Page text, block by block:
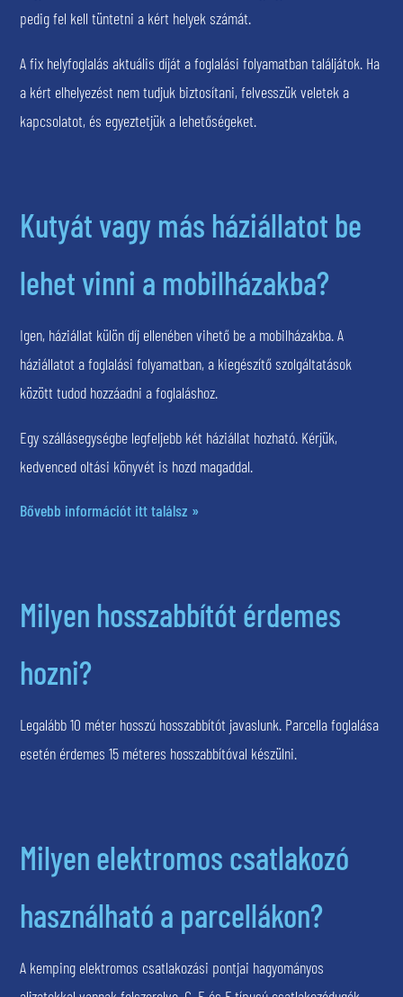
pedig fel kell tüntetni a kért helyek számát.
A fix helyfoglalás aktuális díját a foglalási folyamatban találjátok. Ha
a kért elhelyezést nem tudjuk biztosítani, felvesszük veletek a
kapcsolatot, és egyeztetjük a lehetőségeket.
Kutyát vagy más háziállatot be
lehet vinni a mobilházakba?
Igen, háziállat külön díj ellenében vihető be a mobilházakba. A
háziállatot a foglalási folyamatban, a kiegészítő szolgáltatások
között tudod hozzáadni a foglaláshoz.
Egy szállásegységbe legfeljebb két háziállat hozható. Kérjük,
kedvenced oltási könyvét is hozd magaddal.
Bővebb információt itt találsz »
Milyen hosszabbítót érdemes
hozni?
Legalább 10 méter hosszú hosszabbítót javaslunk. Parcella foglalása
esetén érdemes 15 méteres hosszabbítóval készülni.
Milyen elektromos csatlakozó
használható a parcellákon?
A kemping elektromos csatlakozási pontjai hagyományos